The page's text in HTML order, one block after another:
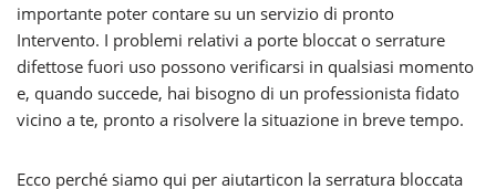
importante poter contare su un servizio di pronto
Intervento. I problemi relativi a porte bloccat o serrature
difettose fuori uso possono verificarsi in qualsiasi momento
e, quando succede, hai bisogno di un professionista fidato
vicino a te, pronto a risolvere la situazione in breve tempo.
Ecco perché siamo qui per aiutarticon la serratura bloccata